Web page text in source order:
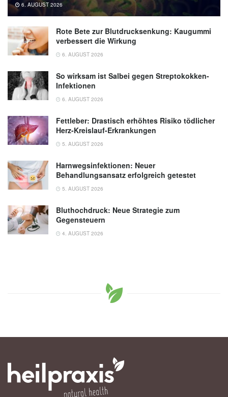
6. AUGUST 2026
Rote Bete zur Blutdrucksenkung: Kaugummi
verbessert die Wirkung
6. AUGUST 2026
So wirksam ist Salbei gegen Streptokokken-
Infektionen
6. AUGUST 2026
Fettleber: Drastisch erhöhtes Risiko tödlicher
Herz-Kreislauf-Erkrankungen
5. AUGUST 2026
Harnwegsinfektionen: Neuer
Behandlungsansatz erfolgreich getestet
5. AUGUST 2026
Bluthochdruck: Neue Strategie zum
Gegensteuern
4. AUGUST 2026